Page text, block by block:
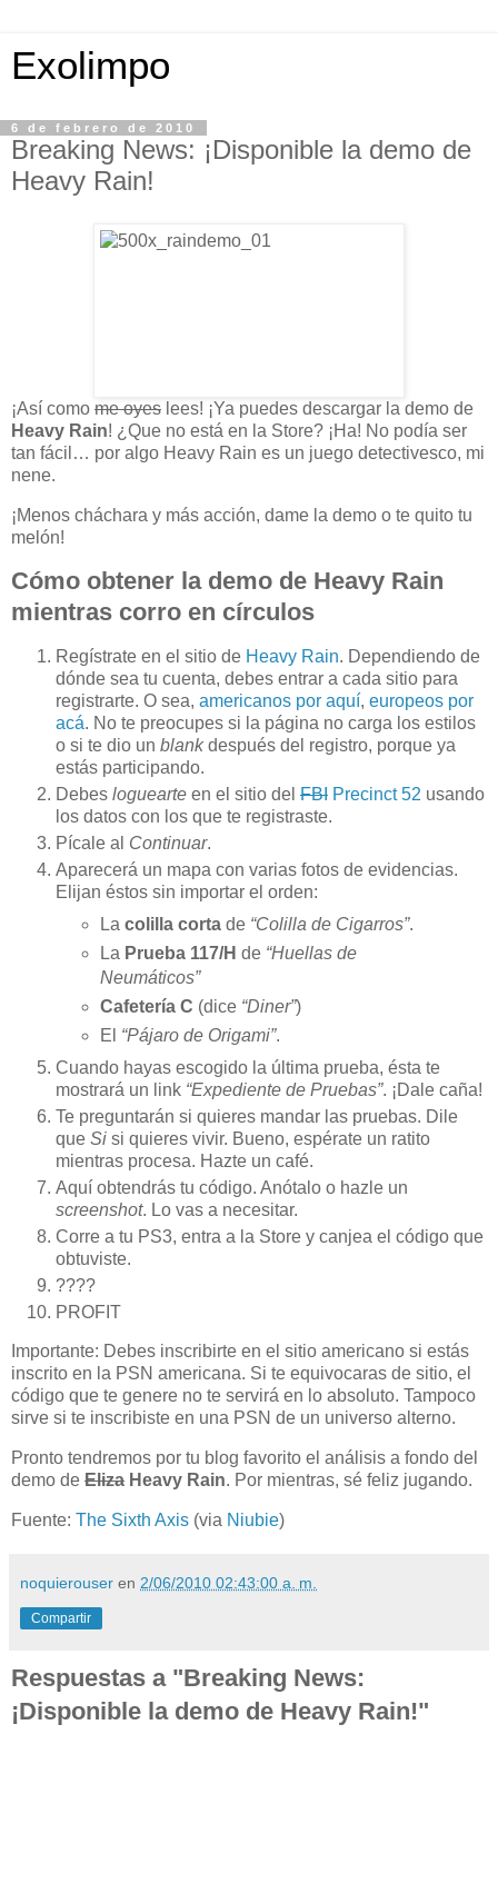
Exolimpo
6 de febrero de 2010
Breaking News: ¡Disponible la demo de
Heavy Rain!
¡Así como me oyes lees! ¡Ya puedes descargar la demo de
Heavy Rain! ¿Que no está en la Store? ¡Ha! No podía ser
tan fácil… por algo Heavy Rain es un juego detectivesco, mi
nene.
¡Menos cháchara y más acción, dame la demo o te quito tu
melón!
Cómo obtener la demo de Heavy Rain
mientras corro en círculos
Regístrate en el sitio de Heavy Rain. Dependiendo de
dónde sea tu cuenta, debes entrar a cada sitio para
registrarte. O sea, americanos por aquí, europeos por
acá. No te preocupes si la página no carga los estilos
o si te dio un blankdespués del registro, porque ya
estás participando.
Debes loguearte en el sitio del FBI Precinct 52 usando
los datos con los que te registraste.
Pícale al Continuar.
Aparecerá un mapa con varias fotos de evidencias.
Elijan éstos sin importar el orden:
La colilla cortade “Colilla de Cigarros”.
La Prueba 117/H de “Huellas de
Neumáticos”
Cafetería C (dice “Diner”)
El “Pájaro de Origami”.
Cuando hayas escogido la última prueba, ésta te
mostrará un link “Expediente de Pruebas”. ¡Dale caña!
Te preguntarán si quieres mandar las pruebas. Dile
que Si si quieres vivir. Bueno, espérate un ratito
mientras procesa. Hazte un café.
Aquí obtendrás tu código. Anótalo o hazle un
screenshot. Lo vas a necesitar.
Corre a tu PS3, entra a la Store y canjea el código que
obtuviste.
????
PROFIT
Importante: Debes inscribirte en el sitio americano si estás
inscrito en la PSN americana. Si te equivocaras de sitio, el
código que te genere no te servirá en lo absoluto. Tampoco
sirve si te inscribiste en una PSN de un universo alterno.
Pronto tendremos por tu blog favorito el análisis a fondo del
demo de Eliza Heavy Rain. Por mientras, sé feliz jugando.
Fuente: The Sixth Axis (via Niubie)
noquierouser en 2/06/2010 02:43:00 a. m.
Compartir
Respuestas a "Breaking News:
¡Disponible la demo de Heavy Rain!"